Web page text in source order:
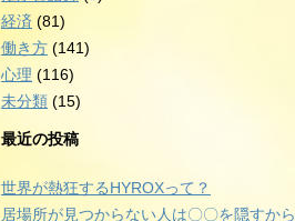
経済 (81)
働き方 (141)
心理 (116)
未分類 (15)
最近の投稿
世界が熱狂するHYROXって？
居場所が見つからない人は〇〇を隠すから